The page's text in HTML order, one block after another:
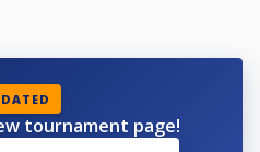
tournament page!